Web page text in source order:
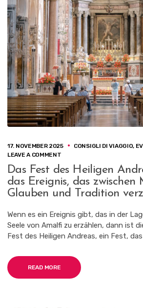
17. NOVEMBER 2025 CONSIGLI DI VIAGGIO,
LEAVE A COMMENTON
FEST
DES
HEILIGEN
ANDREAS
AMALFI:
DAS
EREIGNIS,
MEER,
GLAUBEN
UND
Das Fest des Heiligen
das Ereignis, das zwischen
Glauben und Tradition
Wenn es ein Ereignis gibt, das in der
Seele von Amalfi zu erzählen, dann ist
Fest des Heiligen Andreas, ein Fest,
READ MORE